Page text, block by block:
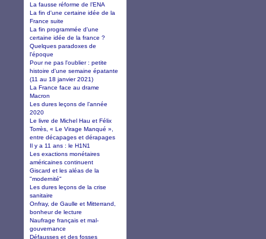
La fausse réforme de l’ENA
La fin d'une certaine idée de la
France suite
La fin programmée d'une
certaine idée de la france ?
Quelques paradoxes de
l'époque
Pour ne pas l'oublier : petite
histoire d'une semaine épatante
(11 au 18 janvier 2021)
La France face au drame
Macron
Les dures leçons de l’année
2020
Le livre de Michel Hau et Félix
Torrès, « Le Virage Manqué »,
entre décapages et dérapages
Il y a 11 ans : le H1N1
Les exactions monétaires
américaines continuent
Giscard et les aléas de la
"modernité"
Les dures leçons de la crise
sanitaire
Onfray, de Gaulle et Mitterrand,
bonheur de lecture
Naufrage français et mal-
gouvernance
Défausses et des fosses